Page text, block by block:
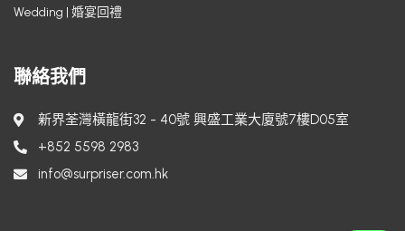
Wedding | 婚宴回禮
聯絡我們
新界荃灣橫龍街32 - 40號 興盛工業大廈號7樓D05室
+852 5598 2983
info@surpriser.com.hk